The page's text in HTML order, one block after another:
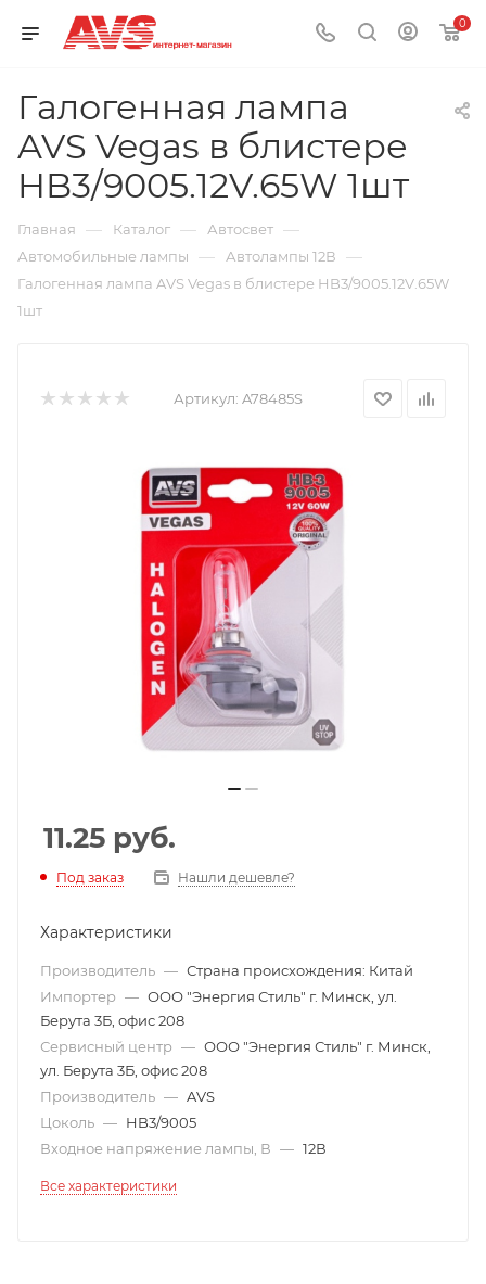
0
Галогенная лампа
AVS Vegas в блистере
HB3/9005.12V.65W 1шт
Главная — Каталог — Автосвет —
Автомобильные лампы — Автолампы 12В —
Галогенная лампа AVS Vegas в блистере HB3/9005.12V.65W
1шт
Артикул: A78485S
11.25 руб.
Под заказ Нашли дешевле?
Характеристики
Производитель — Страна происхождения: Китай
Импортер — ООО "Энергия Стиль" г. Минск, ул.
Берута 3Б, офис 208
Сервисный центр — ООО "Энергия Стиль" г. Минск,
ул. Берута 3Б, офис 208
Производитель — AVS
Цоколь — HB3/9005
Входное напряжение лампы, В — 12В
Все характеристики